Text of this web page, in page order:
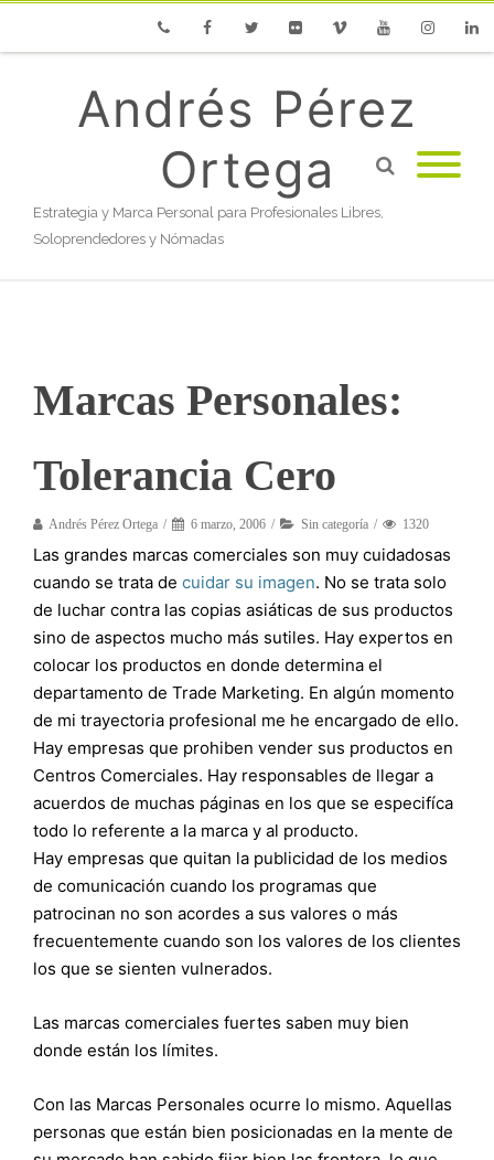
Andrés Pérez
Ortega
Estrategia y Marca Personal para Profesionales Libres,
Soloprendedores y Nómadas
Marcas Personales:
Tolerancia Cero
Andrés Pérez Ortega 6 marzo, 2006 Sin categoría 1320
Las grandes marcas comerciales son muy cuidadosas
cuando se trata de cuidar su imagen. No se trata solo
de luchar contra las copias asiáticas de sus productos
sino de aspectos mucho más sutiles. Hay expertos en
colocar los productos en donde determina el
departamento de Trade Marketing. En algún momento
de mi trayectoria profesional me he encargado de ello.
Hay empresas que prohiben vender sus productos en
Centros Comerciales. Hay responsables de llegar a
acuerdos de muchas páginas en los que se especifíca
todo lo referente a la marca y al producto.
Hay empresas que quitan la publicidad de los medios
de comunicación cuando los programas que
patrocinan no son acordes a sus valores o más
frecuentemente cuando son los valores de los clientes
los que se sienten vulnerados.
Las marcas comerciales fuertes saben muy bien
donde están los límites.
Con las Marcas Personales ocurre lo mismo. Aquellas
personas que están bien posicionadas en la mente de